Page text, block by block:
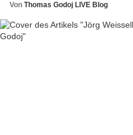
Von Thomas Godoj LIVE Blog